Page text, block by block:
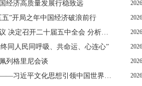
经济高质量发展行稳致远
”开局之年中国经济破浪前行
中共中央政治局召开会议 决定召开二十届五中全会 分析研究当前经济形势和经济工作 中共中央总书记习近平主持会议
同人民同呼吸、共命运、心连心”
列格里尼会谈
擦亮中华文明重要名片——习近平文化思想引领中国世界遗产申报保护工作壮阔实践